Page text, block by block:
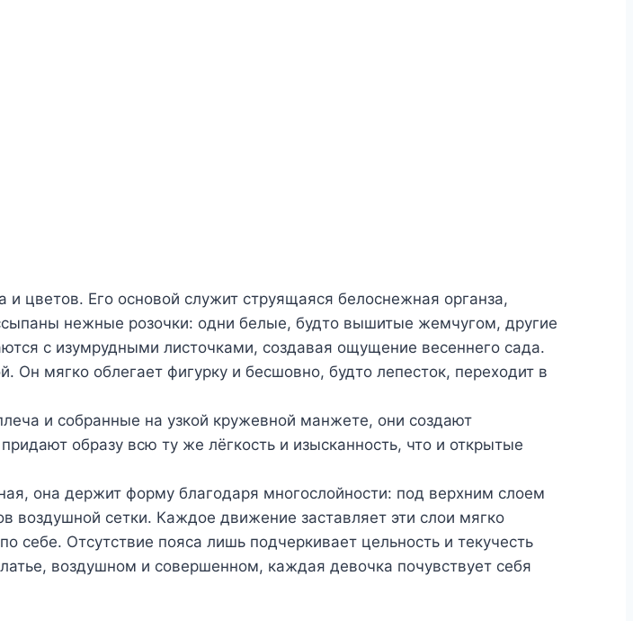
цветов. Его основой служит струящаяся белоснежная органза,
нежные розочки: одни белые, будто вышитые жемчугом, другие
с изумрудными листочками, создавая ощущение весеннего сада.
мягко облегает фигурку и бесшовно, будто лепесток, переходит в
и собранные на узкой кружевной манжете, они создают
образу всю ту же лёгкость и изысканность, что и открытые
она держит форму благодаря многослойности: под верхним слоем
сетки. Каждое движение заставляет эти слои мягко
Отсутствие пояса лишь подчеркивает цельность и текучесть
воздушном и совершенном, каждая девочка почувствует себя